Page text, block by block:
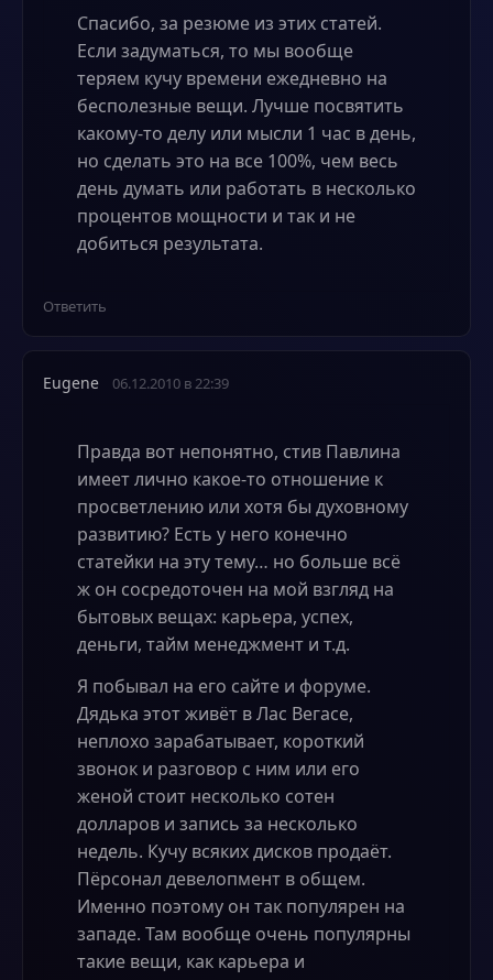
Спасибо, за резюме из этих статей.
Если задуматься, то мы вообще
теряем кучу времени ежедневно на
бесполезные вещи. Лучше посвятить
какому-то делу или мысли 1 час в день,
но сделать это на все 100%, чем весь
день думать или работать в несколько
процентов мощности и так и не
добиться результата.
Ответить
Eugene 06.12.2010 в 22:39
Правда вот непонятно, стив Павлина
имеет лично какое-то отношение к
просветлению или хотя бы духовному
развитию? Есть у него конечно
статейки на эту тему… но больше всё
ж он сосредоточен на мой взгляд на
бытовых вещах: карьера, успех,
деньги, тайм менеджмент и т.д.
Я побывал на его сайте и форуме.
Дядька этот живёт в Лас Вегасе,
неплохо зарабатывает, короткий
звонок и разговор с ним или его
женой стоит несколько сотен
долларов и запись за несколько
недель. Кучу всяких дисков продаёт.
Пёрсонал девелопмент в общем.
Именно поэтому он так популярен на
западе. Там вообще очень популярны
такие вещи, как карьера и